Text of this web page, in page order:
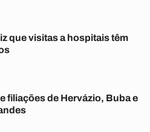
que visitas a hospitais têm
filiações de Hervázio, Buba e